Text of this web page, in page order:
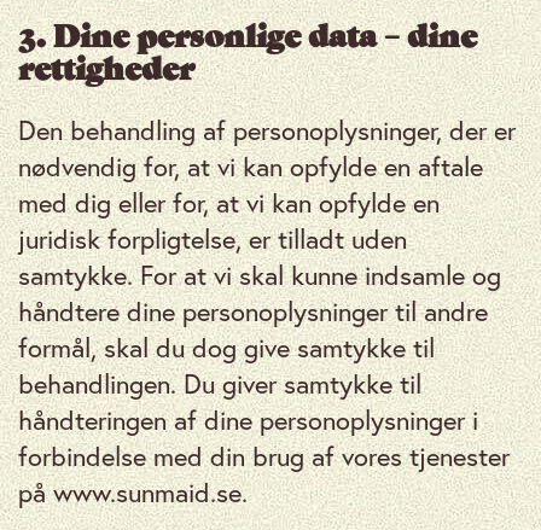
3. Dine personlige data – dine
rettigheder
Den behandling af personoplysninger, der er
nødvendig for, at vi kan opfylde en aftale
med dig eller for, at vi kan opfylde en
juridisk forpligtelse, er tilladt uden
samtykke. For at vi skal kunne indsamle og
håndtere dine personoplysninger til andre
formål, skal du dog give samtykke til
behandlingen. Du giver samtykke til
håndteringen af ​​dine personoplysninger i
forbindelse med din brug af vores tjenester
på www.sunmaid.se.